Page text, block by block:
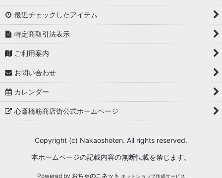
最近チェックしたアイテム
特定商取引法表示
ご利用案内
お問い合わせ
カレンダー
心斎橋筋商店街公式ホームページ
Copyright (c) Nakaoshoten. All rights reserved.
本ホームページの記載内容の無断転載を禁じます。
Powered by おちゃのこネット ネットショップ作成サービス